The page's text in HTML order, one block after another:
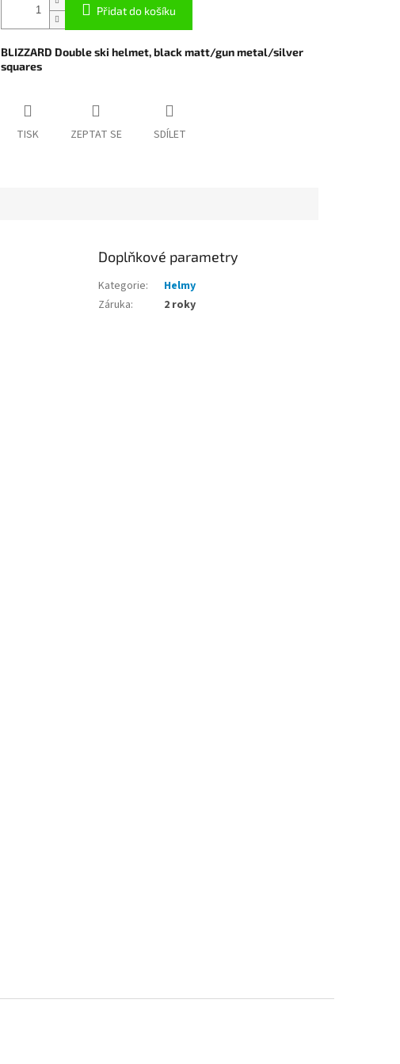
Přidat do košíku
BLIZZARD Double ski helmet, black matt/gun metal/silver
squares
TISK ZEPTAT SE SDÍLET
Doplňkové parametry
Kategorie:
Helmy
Záruka: 2 roky